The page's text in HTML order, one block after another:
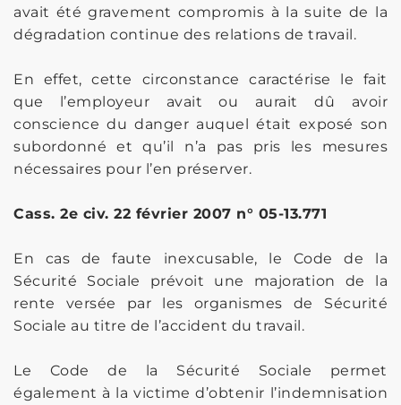
avait été gravement compromis à la suite de la
dégradation continue des relations de travail.
En effet, cette circonstance caractérise le fait
que l’employeur avait ou aurait dû avoir
conscience du danger auquel était exposé son
subordonné et qu’il n’a pas pris les mesures
nécessaires pour l’en préserver.
Cass. 2e civ. 22 février 2007 n° 05-13.771
En cas de faute inexcusable, le Code de la
Sécurité Sociale prévoit une majoration de la
rente versée par les organismes de Sécurité
Sociale au titre de l’accident du travail.
Le Code de la Sécurité Sociale permet
également à la victime d’obtenir l’indemnisation